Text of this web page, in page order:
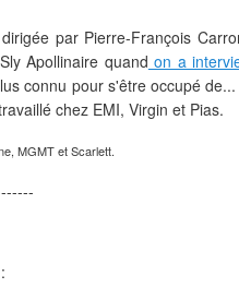
par Pierre-François
Apollinaire quand on a
connu pour s'être occupé
chez EMI, Virgin et Pias.
MGMT et Scarlett.